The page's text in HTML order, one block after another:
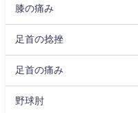
膝の痛み
足首の捻挫
足首の痛み
野球肘